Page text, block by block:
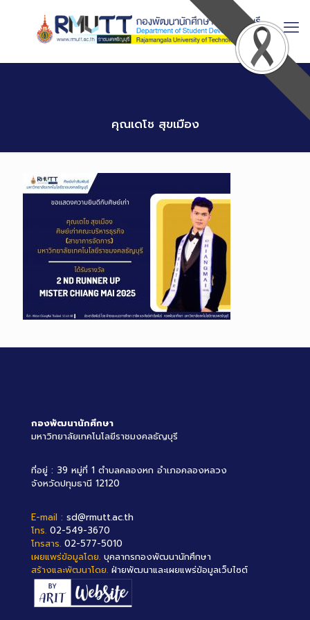
คุณเดโช สุขเมือง
กองพัฒนานักศึกษา
มหาวิทยาลัยเทคโนโลยีราชมงคลธัญบุรี
ที่อยู่ : 39 หมู่ที่ 1 ตำบลคลองหก อำเภอคลองหลวง
จังหวัดปทุมธานี 12120
E-mail : sd@rmutt.ac.th
โทร. 02-549-3670
โทรสาร. 02-577-5010
เผยแพร่ข้อมูลโดย. บุคลากรกองพัฒนานักศึกษา
สร้างและพัฒนาโดย. ฝ่ายพัฒนาและเผยแพร่ข้อมูลเว็บไซต์